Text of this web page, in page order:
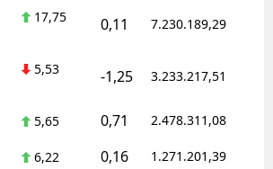
17,75 0,11 7.230.189,29
5,53 -1,25 3.233.217,51
5,65 0,71 2.478.311,08
6,22 0,16 1.271.201,39